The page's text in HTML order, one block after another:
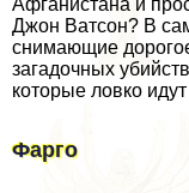
Джон Ватсон? В
снимающие
загадочных
которые ловко
Фарго